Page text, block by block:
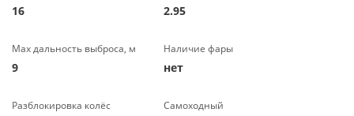
16 2.95
Max дальность выброса, м
9
Наличие фары
нет
Разблокировка колёс Самоходный